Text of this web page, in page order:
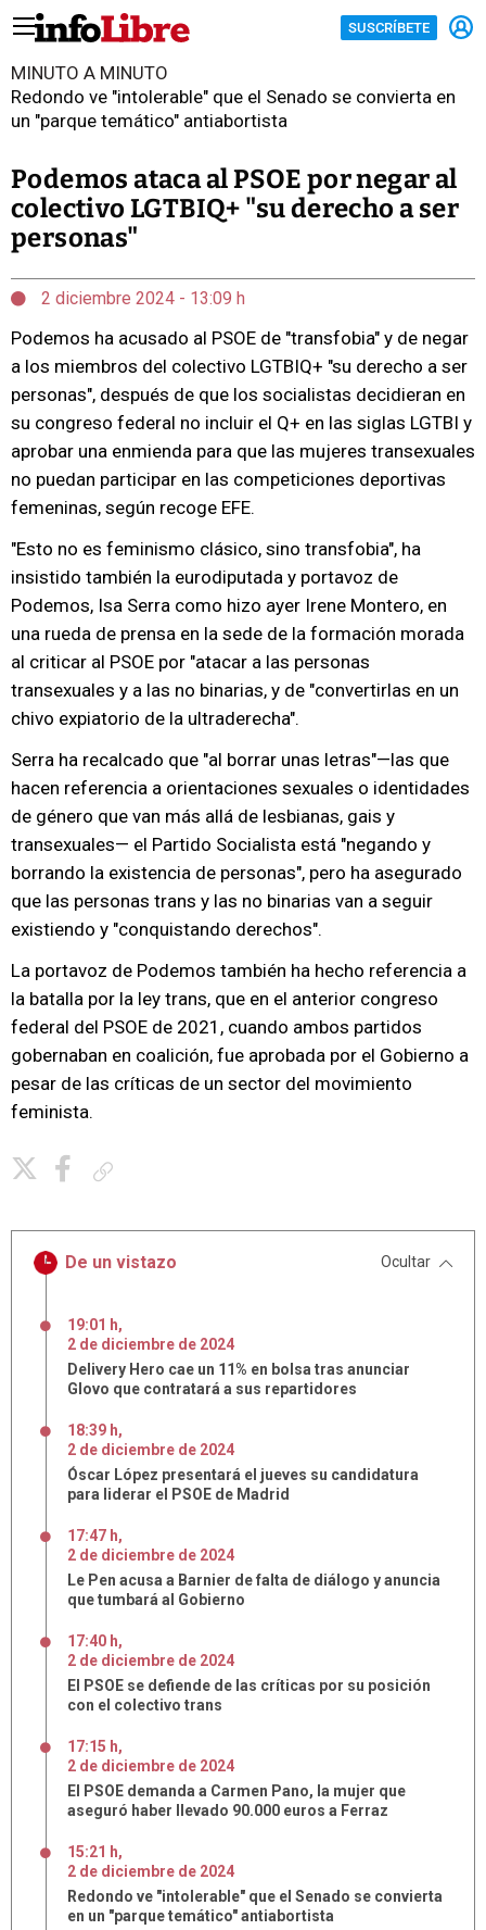
SUSCRÍBETE
MINUTO A MINUTO
Redondo ve "intolerable" que el Senado se convierta en
un "parque temático" antiabortista
Podemos ataca al PSOE por negar al
colectivo LGTBIQ+ "su derecho a ser
personas"
2 diciembre 2024 - 13:09 h
Podemos ha acusado al PSOE de "transfobia" y de negar
a los miembros del colectivo LGTBIQ+ "su derecho a ser
personas", después de que los socialistas decidieran en
su congreso federal no incluir el Q+ en las siglas LGTBI y
aprobar una enmienda para que las mujeres transexuales
no puedan participar en las competiciones deportivas
femeninas, según recoge EFE.
"Esto no es feminismo clásico, sino transfobia", ha
insistido también la eurodiputada y portavoz de
Podemos, Isa Serra como hizo ayer Irene Montero, en
una rueda de prensa en la sede de la formación morada
al criticar al PSOE por "atacar a las personas
transexuales y a las no binarias, y de "convertirlas en un
chivo expiatorio de la ultraderecha".
Serra ha recalcado que "al borrar unas letras"—las que
hacen referencia a orientaciones sexuales o identidades
de género que van más allá de lesbianas, gais y
transexuales— el Partido Socialista está "negando y
borrando la existencia de personas", pero ha asegurado
que las personas trans y las no binarias van a seguir
existiendo y "conquistando derechos".
La portavoz de Podemos también ha hecho referencia a
la batalla por la ley trans, que en el anterior congreso
federal del PSOE de 2021, cuando ambos partidos
gobernaban en coalición, fue aprobada por el Gobierno a
pesar de las críticas de un sector del movimiento
feminista.
De un vistazo Ocultar
19:01 h,
2 de diciembre de 2024
Delivery Hero cae un 11% en bolsa tras anunciar
Glovo que contratará a sus repartidores
18:39 h,
2 de diciembre de 2024
Óscar López presentará el jueves su candidatura
para liderar el PSOE de Madrid
17:47 h,
2 de diciembre de 2024
Le Pen acusa a Barnier de falta de diálogo y anuncia
que tumbará al Gobierno
17:40 h,
2 de diciembre de 2024
El PSOE se defiende de las críticas por su posición
con el colectivo trans
17:15 h,
2 de diciembre de 2024
El PSOE demanda a Carmen Pano, la mujer que
aseguró haber llevado 90.000 euros a Ferraz
15:21 h,
2 de diciembre de 2024
Redondo ve "intolerable" que el Senado se convierta
en un "parque temático" antiabortista